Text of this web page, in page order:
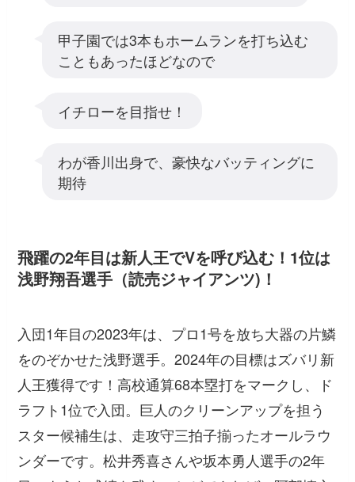
甲子園では3本もホームランを打ち込む
こともあったほどなので
イチローを目指せ！
わが香川出身で、豪快なバッティングに
期待
飛躍の2年目は新人王でVを呼び込む！1位は
浅野翔吾選手（読売ジャイアンツ)！
入団1年目の2023年は、プロ1号を放ち大器の片鱗
をのぞかせた浅野選手。2024年の目標はズバリ新
人王獲得です！高校通算68本塁打をマークし、ド
ラフト1位で入団。巨人のクリーンアップを担う
スター候補生は、走攻守三拍子揃ったオールラウ
ンダーです。松井秀喜さんや坂本勇人選手の2年